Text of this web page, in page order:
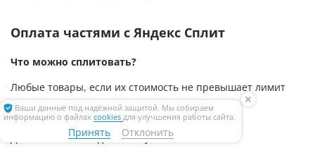
Оплата частями с Яндекс Сплит
Что можно сплитовать?
Любые товары, если их стоимость не превышает лимит
Каков максимальный лимит?
До 50 000 ₽. У каждого эта сумма своя
Ваши данные под надёжной защитой. Мы собираем
информацию о файлах cookies для улучшения работы сайта.
Принять Отклонить
✕